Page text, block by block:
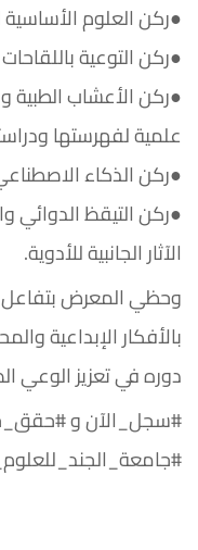
●ركن العلوم
●ركن التوعية
●ركن الأعشاب
علمية لفهرستها
●ركن الذكاء
●ركن التيقظ الدوائي
الآثار الجانبية للأدوية.
وحظي المعرض بتفاعل
بالأفكار الإبداعية
دوره في تعزيز الوعي
#سجل_الآن و